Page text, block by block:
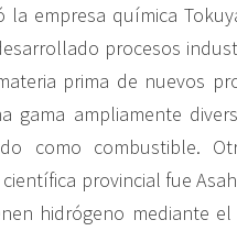
empresa química
procesos
prima de nuevos
ampliamente
como combustible.
provincial fue
hidrógeno mediante